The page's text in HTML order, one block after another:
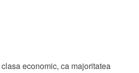
economic, ca majoritatea